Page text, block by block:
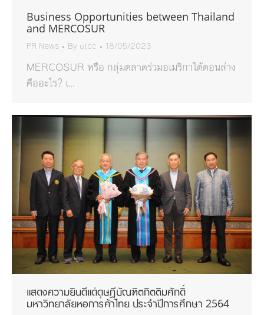
Business Opportunities between Thailand
and MERCOSUR
PR News By utcc 18/05/2023
MERCOSUR หรือ กลุ่มตลาดร่วมอเมริกาใต้ตอนล่าง
คืออะไร? เ…
แสดงความยินดีแด่ดุษฎีบัณฑิตกิตติมศักดิ์
มหาวิทยาลัยหอการค้าไทย ประจำปีการศึกษา 2564